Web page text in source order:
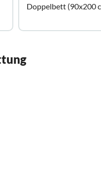
Doppelbett (90x200